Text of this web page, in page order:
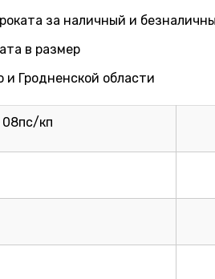
за наличный и
в размер
и Гродненской области
кп